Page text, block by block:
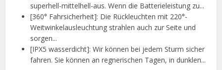
superhell-mittelhell-aus. Wenn die Batterieleistung zu...
[360° Fahrsicherheit]: Die Rückleuchten mit 220°-
Weitwinkelausleuchtung strahlen auch zur Seite und
sorgen...
[IPX5 wasserdicht]: Wir können bei jedem Sturm sicher
fahren. Sie können an regnerischen Tagen, in dunklen...